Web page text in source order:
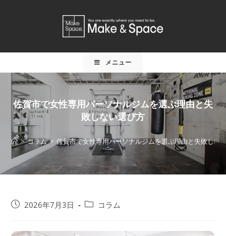
メニュー
佐賀市で女性専用パーソナルジムを選ぶ理由と失
敗しない選び方
> コラム > 佐賀市で女性専用パーソナルジムを選ぶ理由と失敗しな
2026年7月3日 コラム